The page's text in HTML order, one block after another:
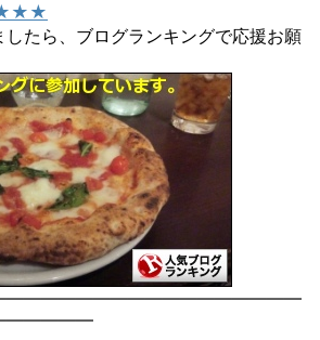
たら、ブログランキングで応援お願